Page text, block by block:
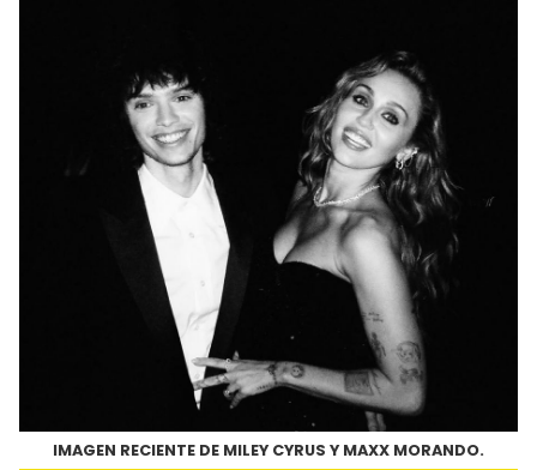
IMAGEN RECIENTE DE MILEY CYRUS Y MAXX MORANDO.